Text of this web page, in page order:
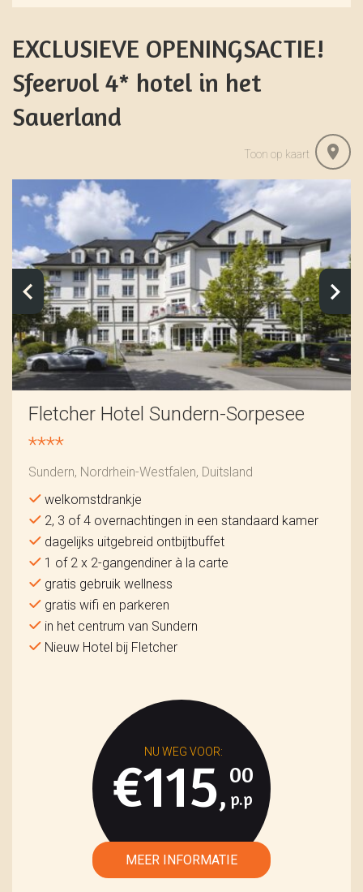
EXCLUSIEVE OPENINGSACTIE!
Sfeervol 4* hotel in het
Sauerland
Toon op kaart
Fletcher Hotel Sundern-Sorpesee
****
Sundern, Nordrhein-Westfalen, Duitsland
welkomstdrankje
2, 3 of 4 overnachtingen in een standaard kamer
dagelijks uitgebreid ontbijtbuffet
1 of 2 x 2-gangendiner à la carte
gratis gebruik wellness
gratis wifi en parkeren
in het centrum van Sundern
Nieuw Hotel bij Fletcher
€115,
00